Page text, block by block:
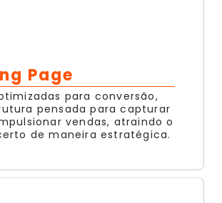
Page
para conversão,
pensada para capturar
vendas, atraindo o
de maneira estratégica.